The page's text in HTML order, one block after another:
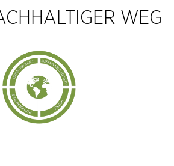
WEG